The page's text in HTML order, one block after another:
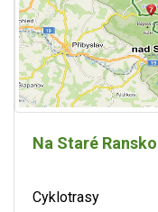
Na Staré Ransko
Cyklotrasy